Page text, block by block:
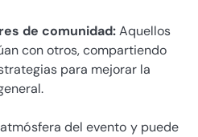
de comunidad:Aquellos
con otros, compartiendo
para mejorar la
del evento y puede